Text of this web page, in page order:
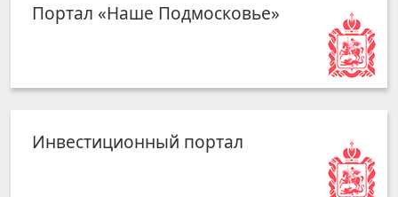
Портал «Наше Подмосковье»
Инвестиционный портал